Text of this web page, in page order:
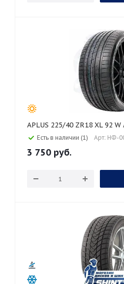
APLUS 225/40 ZR18 XL
Есть в наличии (1) Арт: НФ-
3 750 руб.